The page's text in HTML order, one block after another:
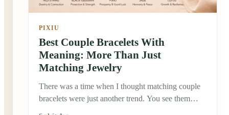
PIXIU
Best Couple Bracelets With
Meaning: More Than Just
Matching Jewelry
There was a time when I thought matching couple
bracelets were just another trend. You see them